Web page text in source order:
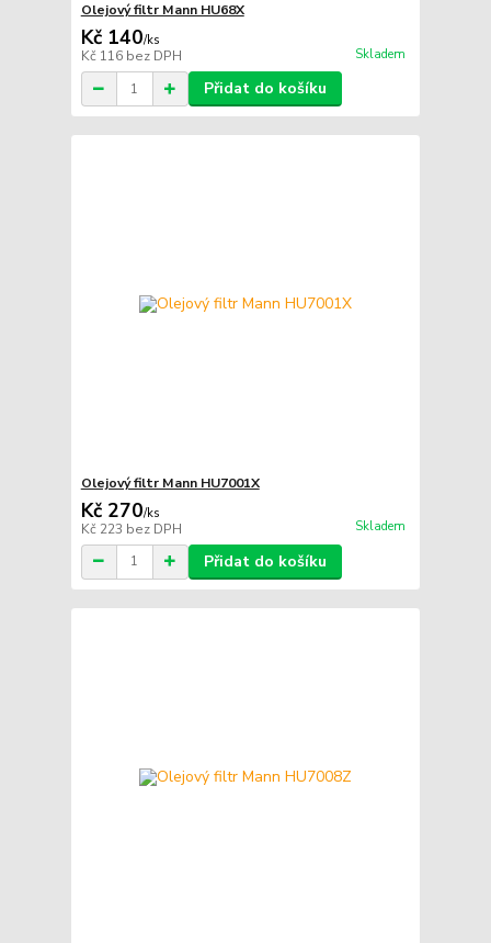
Olejový filtr Mann HU68X
Kč 140/ks
Kč 116 bez DPH Skladem
Přidat do košíku
Olejový filtr Mann HU7001X
Kč 270/ks
Kč 223 bez DPH Skladem
Přidat do košíku